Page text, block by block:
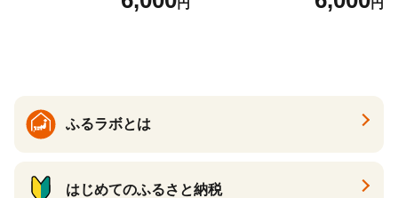
詰合せ クラムチャウダー チ円
ト スープ プロテイン たんぱ
円
ふるラボとは
はじめてのふるさと納税